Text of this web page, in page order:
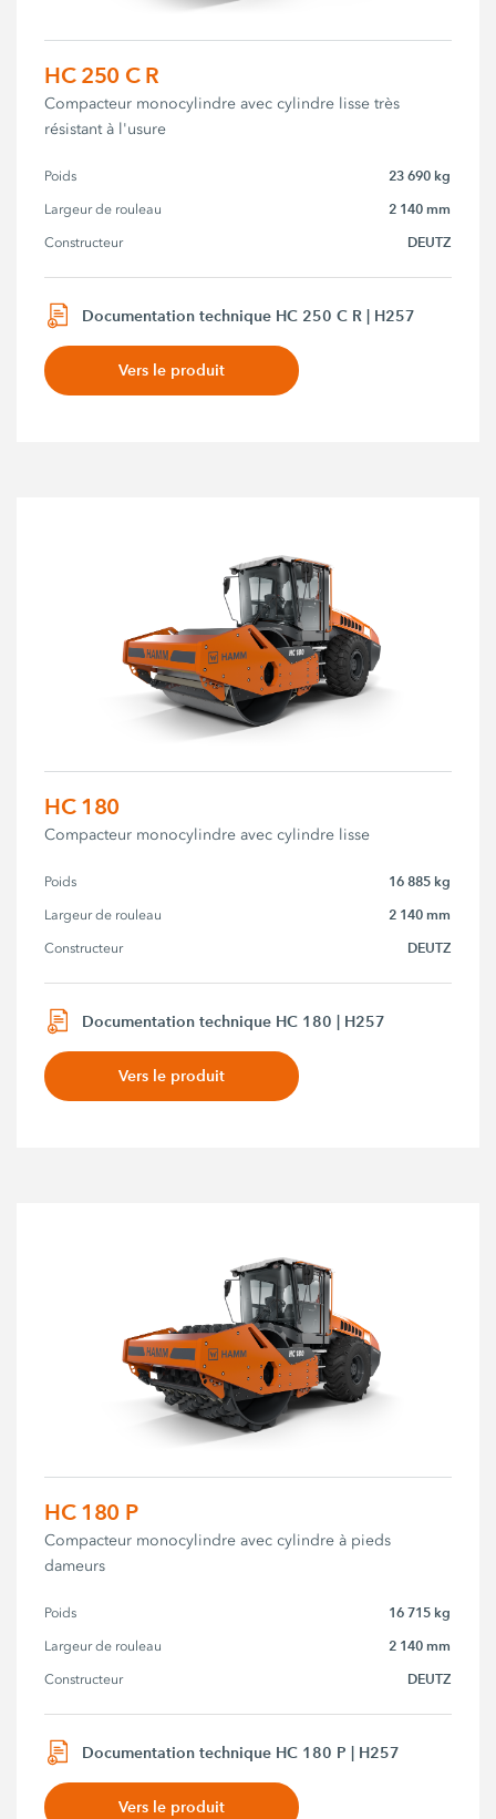
HC 250 C R
Compacteur monocylindre avec cylindre lisse très
résistant à l'usure
Poids 23 690 kg
Largeur de rouleau 2 140 mm
Constructeur DEUTZ
Documentation technique HC 250 C R | H257
Vers le produit
HC 180
Compacteur monocylindre avec cylindre lisse
Poids 16 885 kg
Largeur de rouleau 2 140 mm
Constructeur DEUTZ
Documentation technique HC 180 | H257
Vers le produit
HC 180 P
Compacteur monocylindre avec cylindre à pieds
dameurs
Poids 16 715 kg
Largeur de rouleau 2 140 mm
Constructeur DEUTZ
Documentation technique HC 180 P | H257
Vers le produit